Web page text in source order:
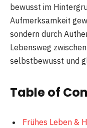
bewusst im
Aufmerksamkeit
sondern durch
Lebensweg
selbstbewusst und
Table of
Frühes Leben &